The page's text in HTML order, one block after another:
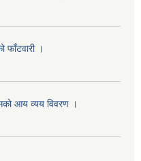
।
आय व्यय विवरण ।